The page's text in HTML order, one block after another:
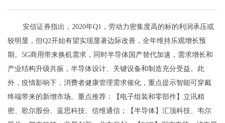
安信证券指出，2020年Q1，劳动力密集度高的标的利润承压或
较明显，但Q2开始有望实现显著边际改善，全年维持乐观增长预
期。5G商用带来换机需求，同时半导体国产替代加速，需求增长和
产业结构升级共振，半导体设计、关键设备和制造充分受益。此
外，疫情影响下，消费者健康管理需求催化，重点提示智能可穿戴
终端带来的新增市场。重点推荐：【电子组装和零部件】立讯精
密、歌尔股份、蓝思科技、信维通信；【半导体】汇顶科技、韦尔